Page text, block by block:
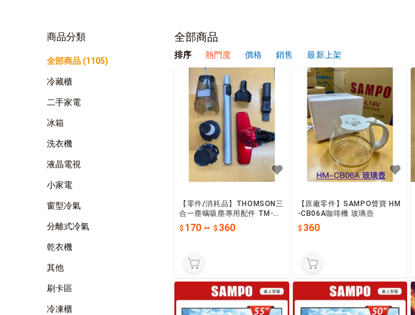
消費者服務專線:
0800-00-5438(我是聲寶)
商品分類
全部商品 (1105)
冷藏櫃
二手家電
冰箱
洗衣機
液晶電視
小家電
窗型冷氣
分離式冷氣
乾衣機
其他
刷卡區
冷凍櫃
全部商品
排序 熱門度 價格 銷售 最新上架
【零件/消耗品】THOMSON三
合一塵螨吸塵專用配件 TM-SA
V25M/TM-SAV24M
170 ~ 360
【原廠零件】SAMPO聲寶 HM
-CB06A咖啡機 玻璃壺
360